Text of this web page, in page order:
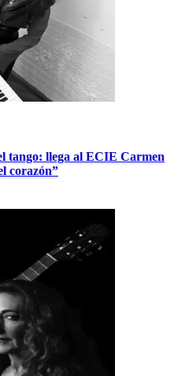
tango: llega al ECIE Carmen
corazón”